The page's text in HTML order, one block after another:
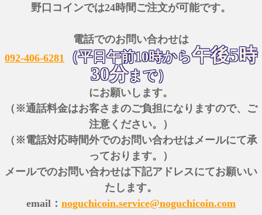
野口コインでは24時間ご注文が可能です。
電話でのお問い合わせは
092-406-6281
（平日午前10時から午後5時
30分まで）
にお願いします。
（※通話料金はお客さまのご負担になりますので、ご
注意ください。）
（※電話対応時間外でのお問い合わせはメールにて承
っております。）
メールでのお問い合わせは下記アドレスにてお願いい
たします。
email： noguchicoin.service@noguchicoin.com